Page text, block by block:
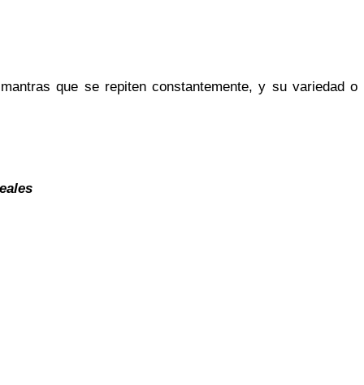
que se repiten constantemente, y su variedad o